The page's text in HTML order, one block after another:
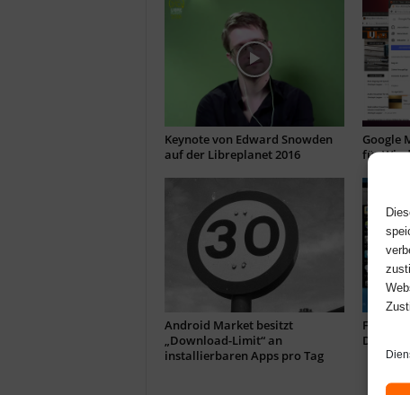
Keynote von Edward Snowden
auf der Libreplanet 2016
Google
für
Android Market besitzt
„Download-Limit“ an
installierbaren Apps pro Tag
FOSS
Droid